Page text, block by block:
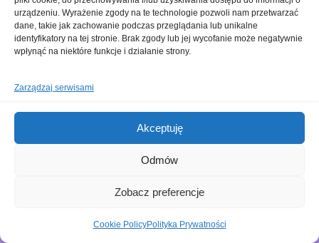
urządzeniu. Wyrażenie zgody na te technologie pozwoli nam przetwarzać
dane, takie jak zachowanie podczas przeglądania lub unikalne
identyfikatory na tej stronie. Brak zgody lub jej wycofanie może negatywnie
wpłynąć na niektóre funkcje i działanie strony.
Zarządzaj serwisami
Akceptuję
Odmów
Zobacz preferencje
Cookie PolicyPolityka Prywatności